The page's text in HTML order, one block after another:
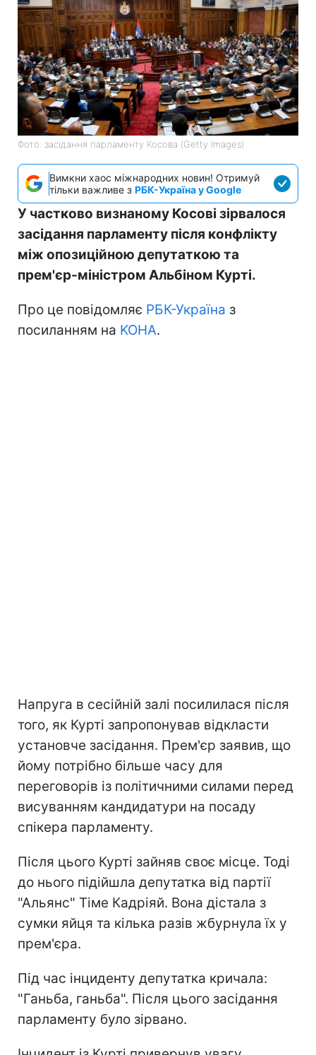
Фото: засідання парламенту Косова (Getty Images)
Вимкни хаос міжнародних новин! Отримуй
тільки важливе з РБК-Україна у Google
У частково визнаному Косові зірвалося
засідання парламенту після конфлікту
між опозиційною депутаткою та
прем'єр-міністром Альбіном Курті.
Про це повідомляє РБК-Україна з
посиланням на KOHA.
Напруга в сесійній залі посилилася після
того, як Курті запропонував відкласти
установче засідання. Прем'єр заявив, що
йому потрібно більше часу для
переговорів із політичними силами перед
висуванням кандидатури на посаду
спікера парламенту.
Після цього Курті зайняв своє місце. Тоді
до нього підійшла депутатка від партії
"Альянс" Тіме Кадріяй. Вона дістала з
сумки яйця та кілька разів жбурнула їх у
прем'єра.
Під час інциденту депутатка кричала:
"Ганьба, ганьба". Після цього засідання
парламенту було зірвано.